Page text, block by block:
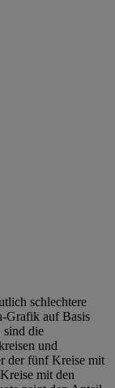
schlechtere
Grafik auf Basis
sind die
und
der fünf Kreise mit
mit den